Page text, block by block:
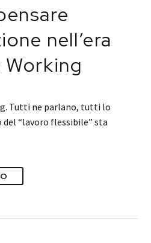
nell’era
Tutti ne parlano, tutti lo
“lavoro flessibile” sta